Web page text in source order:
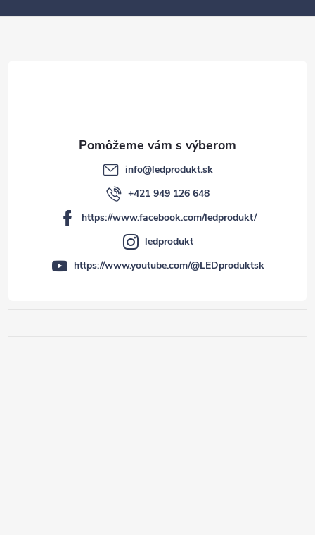
t
info@ledprodukt.sk
+421 949 126 648
https://www.facebook.com/ledprodukt/
ledprodukt
https://www.youtube.com/@LEDproduktsk